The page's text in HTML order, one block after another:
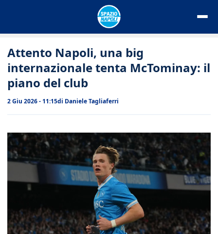
Attento Napoli, una big
internazionale tenta McTominay: il
piano del club
2 Giu 2026 - 11:15di Daniele Tagliaferri